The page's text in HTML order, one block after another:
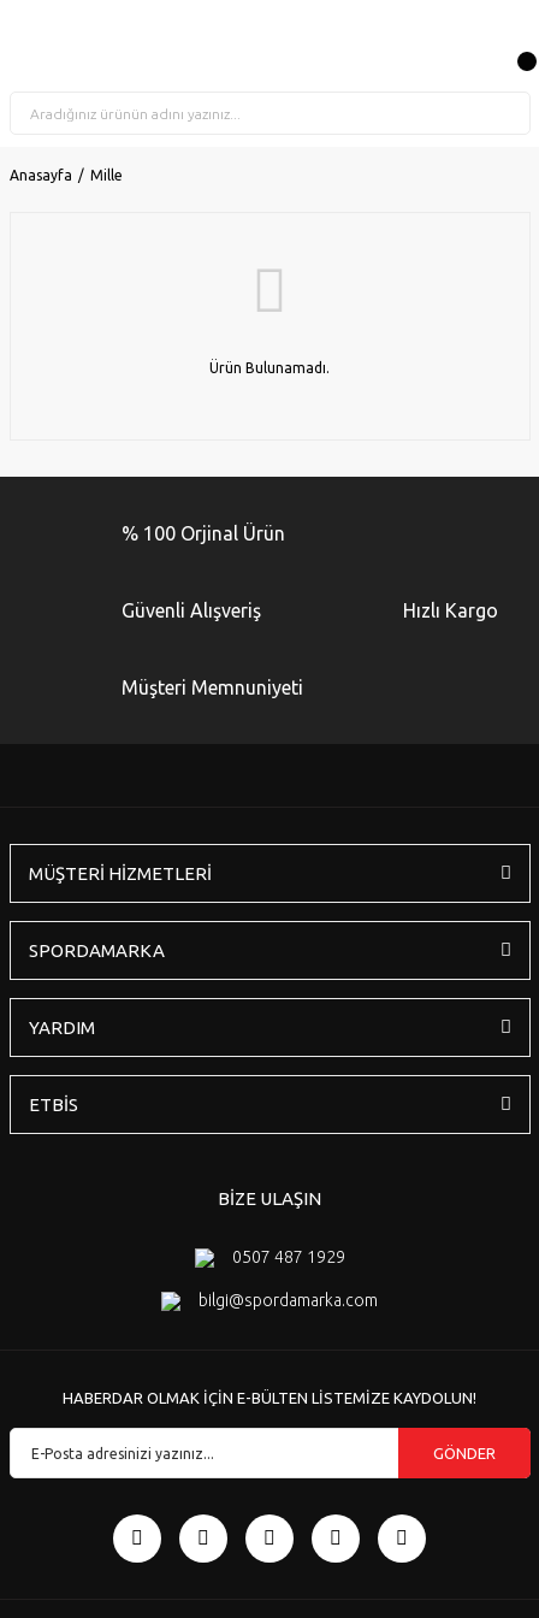
Anasayfa Mille
Ürün Bulunamadı.
% 100 Orjinal Ürün
Güvenli Alışveriş Hızlı Kargo
Müşteri Memnuniyeti
MÜŞTERİ HİZMETLERİ
SPORDAMARKA
YARDIM
ETBİS
BİZE ULAŞIN
0507 487 1929
bilgi@spordamarka.com
HABERDAR OLMAK İÇİN E-BÜLTEN LİSTEMİZE KAYDOLUN!
GÖNDER